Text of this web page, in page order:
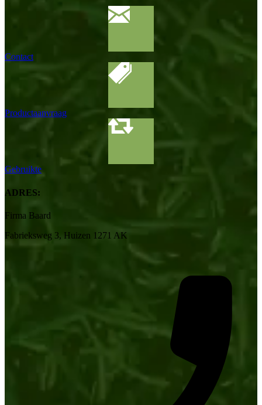
Contact
Productaanvraag
Gebruikte
ADRES:
Firma Baard
Fabrieksweg 3, Huizen 1271 AK